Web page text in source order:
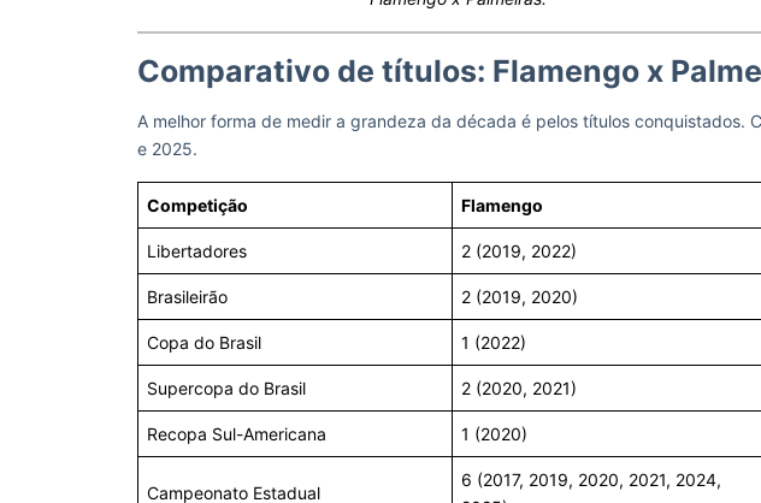
Comparativo de títulos: Flamengo x
A melhor forma de medir a grandeza da década é pelos títulos conquistados.
e 2025.
Competição Flamengo
Libertadores 2 (2019, 2022)
Brasileirão 2 (2019, 2020)
Copa do Brasil 1 (2022)
Supercopa do Brasil 2 (2020, 2021)
Recopa Sul-Americana 1 (2020)
Campeonato Estadual
6 (2017, 2019, 2020, 2021, 2024,